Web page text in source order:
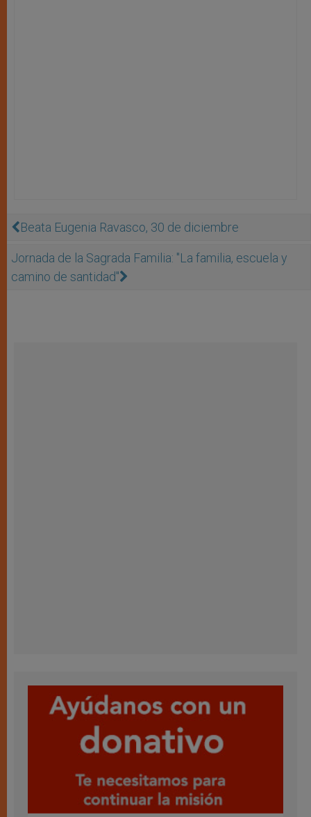
Beata Eugenia Ravasco, 30 de diciembre
Jornada de la Sagrada Familia: "La familia, escuela y
camino de santidad"